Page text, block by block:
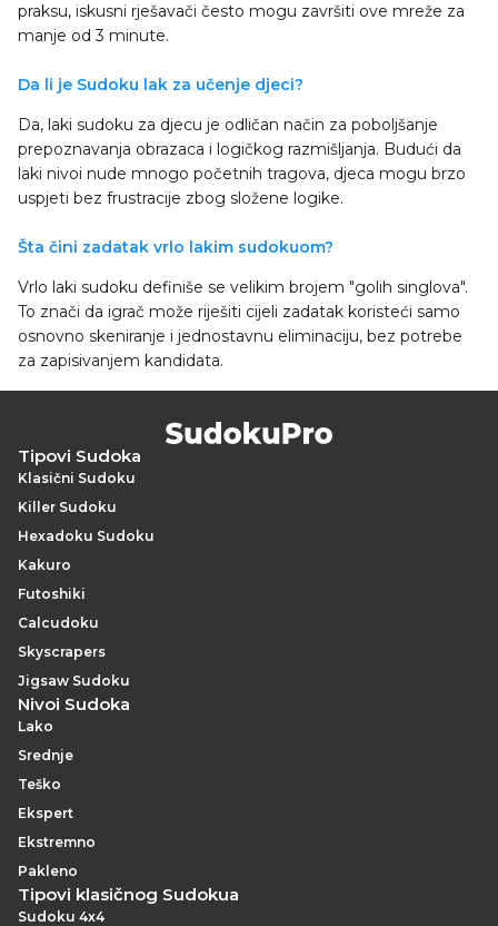
praksu, iskusni rješavači često mogu završiti ove mreže za
manje od 3 minute.
Da li je Sudoku lak za učenje djeci?
Da, laki sudoku za djecu je odličan način za poboljšanje
prepoznavanja obrazaca i logičkog razmišljanja. Budući da
laki nivoi nude mnogo početnih tragova, djeca mogu brzo
uspjeti bez frustracije zbog složene logike.
Šta čini zadatak vrlo lakim sudokuom?
Vrlo laki sudoku definiše se velikim brojem "golih singlova".
To znači da igrač može riješiti cijeli zadatak koristeći samo
osnovno skeniranje i jednostavnu eliminaciju, bez potrebe
za zapisivanjem kandidata.
Tipovi Sudoka
Klasični Sudoku
Killer Sudoku
Hexadoku Sudoku
Kakuro
Futoshiki
Calcudoku
Skyscrapers
Jigsaw Sudoku
Nivoi Sudoka
Lako
Srednje
Teško
Ekspert
Ekstremno
Pakleno
Tipovi klasičnog Sudokua
Sudoku 4x4